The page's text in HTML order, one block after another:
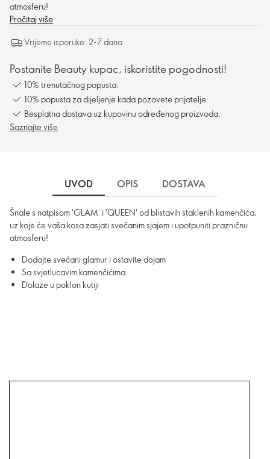
atmosferu!
Pročitaj više
Vrijeme isporuke: 2-7 dana
Postanite Beauty kupac, iskoristite pogodnosti!
10% trenutačnog popusta.
10% popusta za dijeljenje kada pozovete prijatelje.
Besplatna dostava uz kupovinu određenog proizvoda.
Saznajte više
UVOD OPIS DOSTAVA
Šnale s natpisom 'GLAM' i 'QUEEN' od blistavih staklenih kamenčića,
uz koje će vaša kosa zasjati svečanim sjajem i upotpuniti prazničnu
atmosferu!
Dodajte svečani glamur i ostavite dojam
Sa svjetlucavim kamenčićima
Dolaze u poklon kutiji